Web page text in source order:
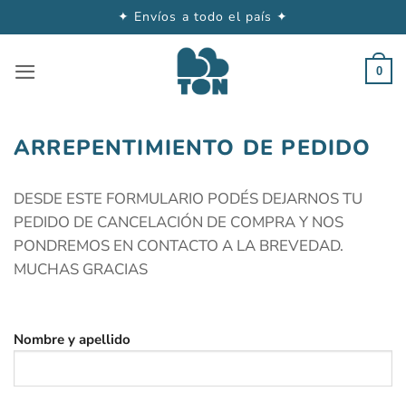
✦ Envíos a todo el país ✦
0
ARREPENTIMIENTO DE PEDIDO
DESDE ESTE FORMULARIO PODÉS DEJARNOS TU
PEDIDO DE CANCELACIÓN DE COMPRA Y NOS
PONDREMOS EN CONTACTO A LA BREVEDAD.
MUCHAS GRACIAS
Nombre y apellido